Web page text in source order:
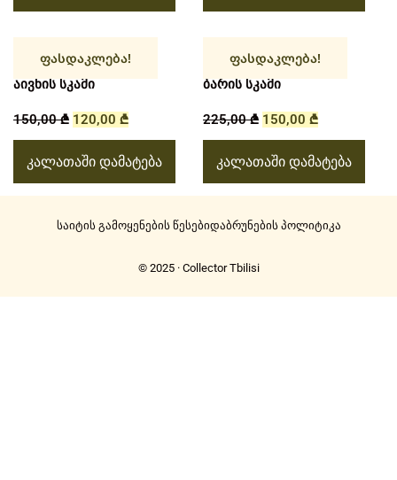
ფასდაკლება!
აივნის სკამი
150,00₾ 120,00 ₾
კალათაში დამატება
ფასდაკლება!
ბარის სკამი
225,00₾ 150,00 ₾
კალათაში დამატება
© 2025 · Collector Tbilisi
საიტის გამოყენების წესებიდაბრუნების პოლიტიკა